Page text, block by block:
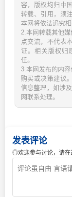
容，版权均归中
转载、引用，须
本网将依法追究相
2.本网转载其他
点交流，不代表
证。相关版权归
任。
3.本网发布的内容
购买或决策建议
信息整理，如涉
网联系处理。
发表评论
◎欢迎参与讨论，请在